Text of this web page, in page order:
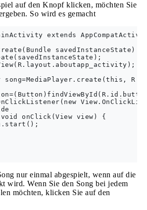
auf den Knopf klicken, möchten Sie
So wird es gemacht
extends
savedInstanceState) {
song=MediaPlayer.create(this,
onClick(View view) {
nur einmal abgespielt, wenn auf die
wird. Wenn Sie den Song bei jedem
möchten, klicken Sie auf den